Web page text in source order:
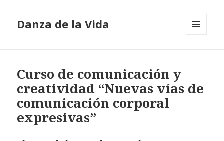
Danza de la Vida
Curso de comunicación y
creatividad “Nuevas vías de
comunicación corporal
expresivas”